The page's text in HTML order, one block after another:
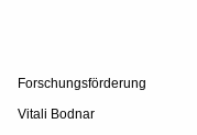
Forschungsförderung
Vitali Bodnar